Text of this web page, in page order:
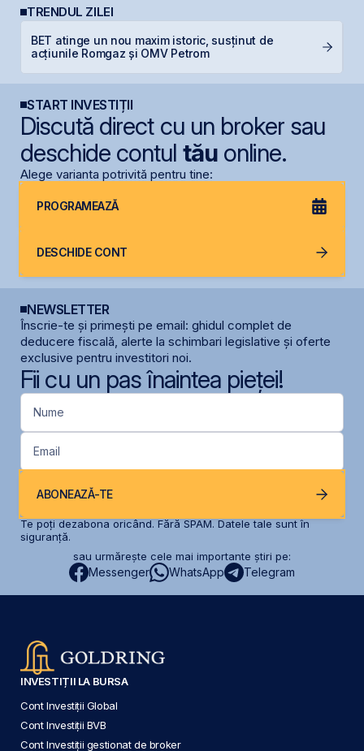
TRENDUL ZILEI
BET atinge un nou maxim istoric, susținut de
acțiunile Romgaz și OMV Petrom
START INVESTIȚII
Discută direct cu un broker sau
deschide contul tăuonline.
Alege varianta potrivită pentru tine:
PROGRAMEAZĂ
DESCHIDE CONT
NEWSLETTER
Înscrie-te și primești pe email: ghidul complet de
deducere fiscală, alerte la schimbari legislative și oferte
exclusive pentru investitori noi.
Fii cu un pas înaintea pieței!
Nume
Email
ABONEAZĂ-TE
Te poți dezabona oricând. Fără SPAM. Datele tale sunt în
siguranță.
sau urmărește cele mai importante știri pe:
Messenger WhatsApp Telegram
INVESTIȚII LA BURSA
Cont Investiții Global
Cont Investiții BVB
Cont Investiții gestionat de broker